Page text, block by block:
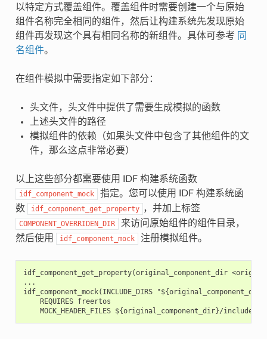
以特定方式覆盖组件。覆盖组件时需要创建一个与原始
组件名称完全相同的组件，然后让构建系统先发现原始
组件再发现这个具有相同名称的新组件。具体可参考 同
名组件。
在组件模拟中需要指定如下部分：
头文件，头文件中提供了需要生成模拟的函数
上述头文件的路径
模拟组件的依赖（如果头文件中包含了其他组件的文
件，那么这点非常必要）
以上这些部分都需要使用 IDF 构建系统函数
idf_component_mock
指定。您可以使用 IDF 构建系统函
数
idf_component_get_property ，并加上标签
COMPONENT_OVERRIDEN_DIR
来访问原始组件的组件目录，
然后使用
idf_component_mock 注册模拟组件。
idf_component_get_property(original_component_dir <original-
...
idf_component_mock(INCLUDE_DIRS
    REQUIRES freertos